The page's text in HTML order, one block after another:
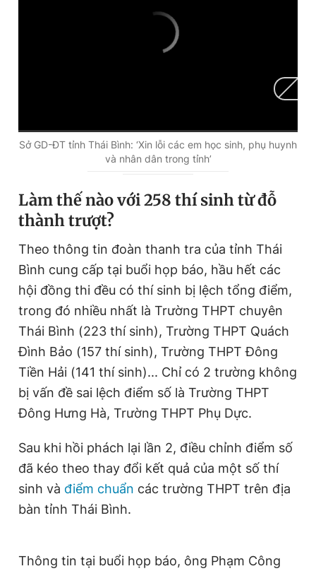
C
r
e
n
t
T
i
m
e
0:00 / D
a
t
i
o
n
0:00
Sở GD-ĐT tỉnh Thái Bình: ‘Xin lỗi các em học sinh, phụ huynh
và nhân dân trong tỉnh’
Làm thế nào với 258 thí sinh từ đỗ
thành trượt?
Theo thông tin đoàn thanh tra của tỉnh Thái
Bình cung cấp tại buổi họp báo, hầu hết các
hội đồng thi đều có thí sinh bị lệch tổng điểm,
trong đó nhiều nhất là Trường THPT chuyên
Thái Bình (223 thí sinh), Trường THPT Quách
Đình Bảo (157 thí sinh), Trường THPT Đông
Tiền Hải (141 thí sinh)... Chỉ có 2 trường không
bị vấn đề sai lệch điểm số là Trường THPT
Đông Hưng Hà, Trường THPT Phụ Dực.
Sau khi hồi phách lại lần 2, điều chỉnh điểm số
đã kéo theo thay đổi kết quả của một số thí
sinh và điểm chuẩn các trường THPT trên địa
bàn tỉnh Thái Bình.
Thông tin tại buổi họp báo, ông Phạm Công